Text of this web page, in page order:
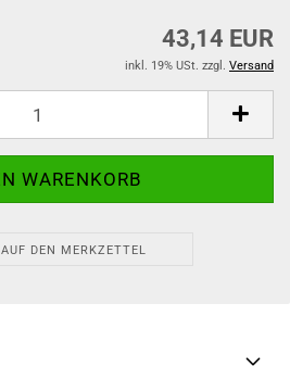
43,14 EUR
inkl. 19% USt. zzgl. Versand
AUF DEN MERKZETTEL